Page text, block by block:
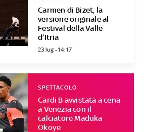
Carmen di Bizet, la
versione originale al
Festival della Valle
d’Itria
23 lug - 14:17
Cardi B avvistata a cena
a Venezia con il
calciatore Maduka
Okoye
SPETTACOLO